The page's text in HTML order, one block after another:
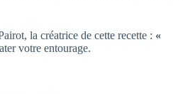
la créatrice de cette recette : «
votre entourage.